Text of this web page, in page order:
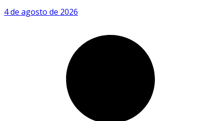
4 de agosto de 2026